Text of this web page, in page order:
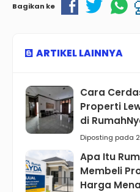
Bagikan ke
ARTIKEL LAINNYA
Cara
Properti
di
Diposting pada
Apa Itu
Membeli
Harga